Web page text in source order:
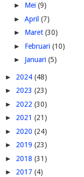
► Mei (9)
► April (7)
► Maret (30)
► Februari (10)
► Januari (5)
► 2024 (48)
► 2023 (23)
► 2022 (30)
► 2021 (21)
► 2020 (24)
► 2019 (23)
► 2018 (31)
► 2017 (4)